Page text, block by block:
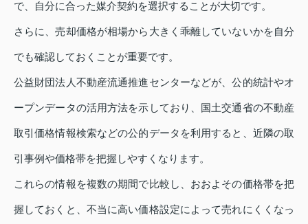
で、自分に合った媒介契約を選択することが大切です。
さらに、売却価格が相場から大きく乖離していないかを自分
でも確認しておくことが重要です。
公益財団法人不動産流通推進センターなどが、公的統計やオ
ープンデータの活用方法を示しており、国土交通省の不動産
取引価格情報検索などの公的データを利用すると、近隣の取
引事例や価格帯を把握しやすくなります。
これらの情報を複数の期間で比較し、おおよその価格帯を把
握しておくと、不当に高い価格設定によって売れにくくなっ